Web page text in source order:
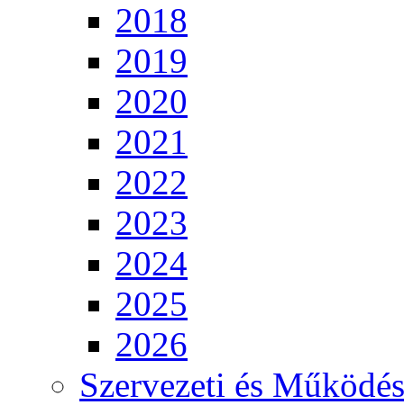
2018
2019
2020
2021
2022
2023
2024
2025
2026
Szervezeti és